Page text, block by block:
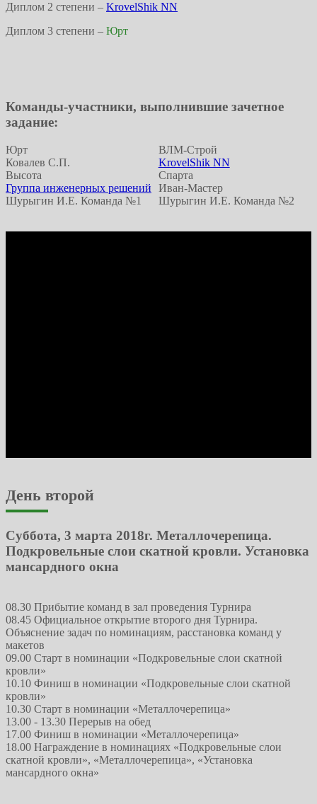
Диплом 2 степени – KrovelShik NN
Диплом 3 степени – Юрт
Команды-участники, выполнившие зачетное
задание:
Юрт
Ковалев С.П.
Высота
Группа инженерных решений
Шурыгин И.Е. Команда №1
ВЛМ-Строй
KrovelShik NN
Спарта
Иван-Мастер
Шурыгин И.Е. Команда №2
День второй
Суббота, 3 марта 2018г. Металлочерепица.
Подкровельные слои скатной кровли. Установка
мансардного окна
08.30 Прибытие команд в зал проведения Турнира
08.45 Официальное открытие второго дня Турнира.
Объяснение задач по номинациям, расстановка команд у
макетов
09.00 Старт в номинации «Подкровельные слои скатной
кровли»
10.10 Финиш в номинации «Подкровельные слои скатной
кровли»
10.30 Старт в номинации «Металлочерепица»
13.00 - 13.30 Перерыв на обед
17.00 Финиш в номинации «Металлочерепица»
18.00 Награждение в номинациях «Подкровельные слои
скатной кровли», «Металлочерепица», «Установка
мансардного окна»